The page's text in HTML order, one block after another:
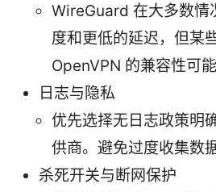
WireGuard 在大多数情
度和更低的延迟，但某
OpenVPN 的兼容性可能
日志与隐私
优先选择无日志政策明
供商。避免过度收集数
杀死开关与断网保护